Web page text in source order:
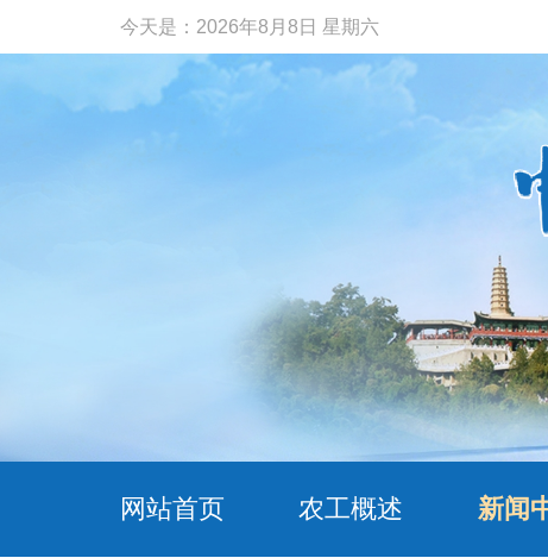
今天是： 2026年8月8日 星期六
网站首页 农工概述 新闻